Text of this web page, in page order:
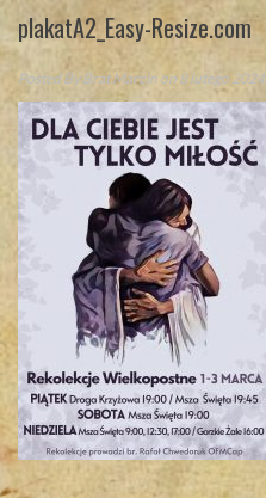
plakatA2_Easy-Resize.com
Posted ByBrat Marcin on 8 lutego 2024